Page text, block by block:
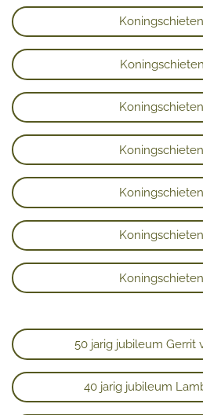
50 jarig jubileum Gerrit
40 jarig jubileum